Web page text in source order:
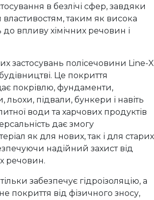
в безлічі сфер, завдяки
властивостям, таким як висока
до впливу хімічних речовин і
застосувань полісечовини Line-X
Це покриття
покрівлю, фундаменти,
льохи, підвали, бункери і навіть
води та харчових продуктів
дає змогу
як для нових, так і для старих
надійний захист від
речовин.
забезпечує гідроізоляцію, а
покриття від фізичного зносу,